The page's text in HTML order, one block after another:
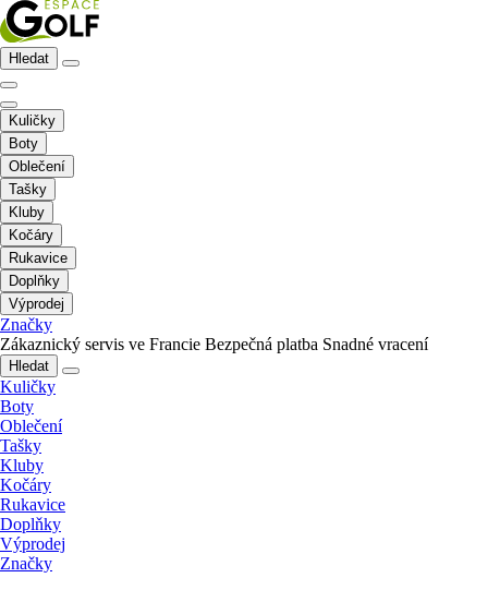
Hledat
Kuličky
Boty
Oblečení
Tašky
Kluby
Kočáry
Rukavice
Doplňky
Výprodej
Značky
Zákaznický servis ve Francie Bezpečná platba Snadné vracení
Hledat
Kuličky
Boty
Oblečení
Tašky
Kluby
Kočáry
Rukavice
Doplňky
Výprodej
Značky